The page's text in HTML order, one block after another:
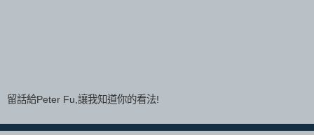
留話給Peter Fu,讓我知道你的看法!